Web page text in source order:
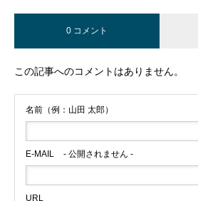
0 コメント
この記事へのコメントはありません。
名前（例：山田 太郎）
E-MAIL - 公開されません -
URL